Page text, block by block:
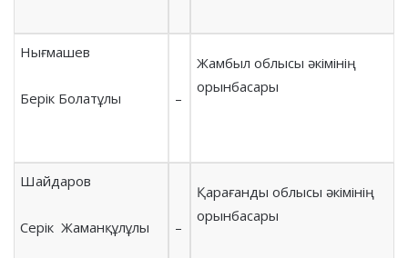
Нығмашев
Берік Болатұлы –
Жамбыл облысы әкімінің
орынбасары
Шайдаров
Серік Жаманқұлұлы –
Қарағанды облысы әкімінің
орынбасары